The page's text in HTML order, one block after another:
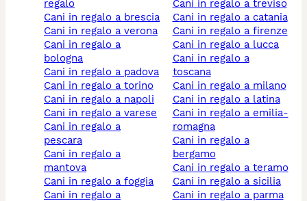
regalo
cani in regalo a brescia
cani in regalo a verona
cani in regalo a
bologna
cani in regalo a padova
cani in regalo a torino
cani in regalo a napoli
cani in regalo a varese
cani in regalo a
pescara
cani in regalo a
mantova
cani in regalo a foggia
cani in regalo a
cani in regalo a treviso
cani in regalo a catania
cani in regalo a firenze
cani in regalo a lucca
cani in regalo a
toscana
cani in regalo a milano
cani in regalo a latina
cani in regalo a emilia-
romagna
cani in regalo a
bergamo
cani in regalo a teramo
cani in regalo a sicilia
cani in regalo a parma